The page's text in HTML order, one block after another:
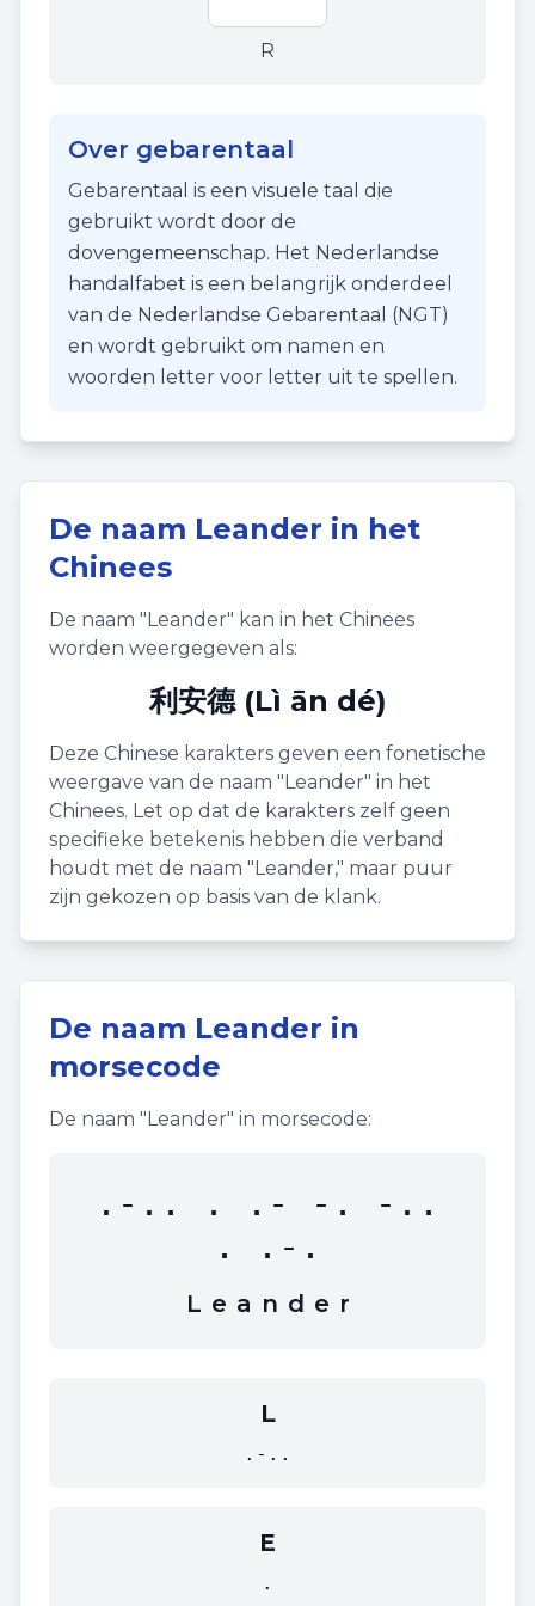
R
Over gebarentaal
Gebarentaal is een visuele taal die
gebruikt wordt door de
dovengemeenschap. Het Nederlandse
handalfabet is een belangrijk onderdeel
van de Nederlandse Gebarentaal (NGT)
en wordt gebruikt om namen en
woorden letter voor letter uit te spellen.
De naam Leander in het
Chinees
De naam "Leander" kan in het Chinees
worden weergegeven als:
利安德 (Lì ān dé)
Deze Chinese karakters geven een fonetische
weergave van de naam "Leander" in het
Chinees. Let op dat de karakters zelf geen
specifieke betekenis hebben die verband
houdt met de naam "Leander," maar puur
zijn gekozen op basis van de klank.
De naam Leander in
morsecode
De naam "Leander" in morsecode:
.-.. . .- -. -..
. .-.
L e a n d e r
L
.-..
E
.